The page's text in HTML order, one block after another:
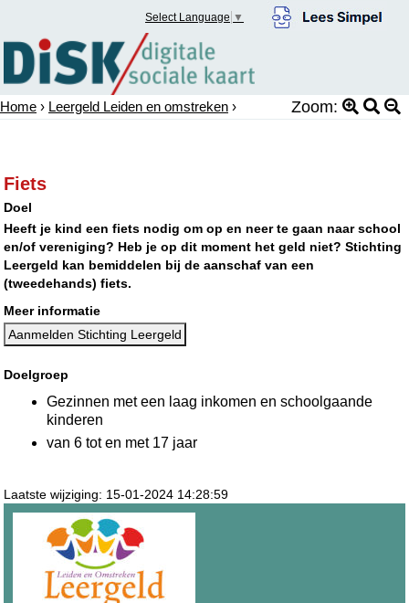
Select Language ▼
Home › Leergeld Leiden en omstreken › Zoom:
Fiets
Doel
Heeft je kind een fiets nodig om op en neer te gaan naar school
en/of vereniging? Heb je op dit moment het geld niet? Stichting
Leergeld kan bemiddelen bij de aanschaf van een
(tweedehands) fiets.
Meer informatie
Aanmelden Stichting Leergeld
Doelgroep
Gezinnen met een laag inkomen en schoolgaande
kinderen
van 6 tot en met 17 jaar
Laatste wijziging: 15-01-2024 14:28:59